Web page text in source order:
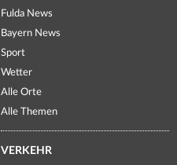
Fulda News
Bayern News
Sport
Wetter
Alle Orte
Alle Themen
VERKEHR